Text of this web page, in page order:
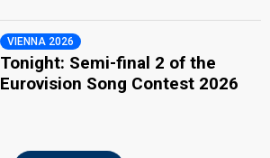
VIENNA 2026
Tonight: Semi-final 2 of the
Eurovision Song Contest 2026